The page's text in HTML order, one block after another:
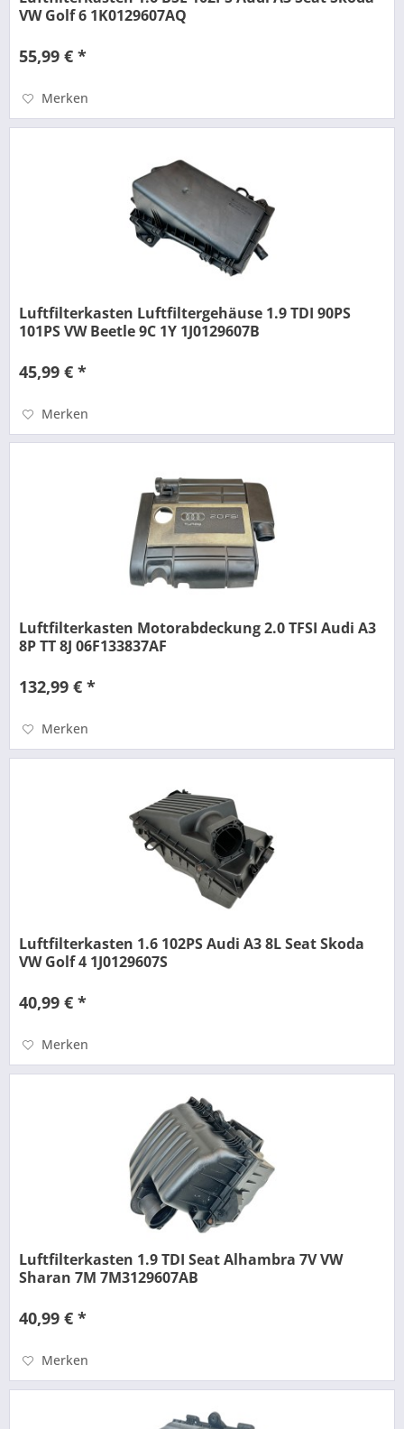
VW Golf 6 1K0129607AQ
55,99 € *
Merken
Luftfilterkasten Luftfiltergehäuse 1.9 TDI 90PS
101PS VW Beetle 9C 1Y 1J0129607B
45,99 € *
Merken
Luftfilterkasten Motorabdeckung 2.0 TFSI Audi A3
8P TT 8J 06F133837AF
132,99 € *
Merken
Luftfilterkasten 1.6 102PS Audi A3 8L Seat Skoda
VW Golf 4 1J0129607S
40,99 € *
Merken
Luftfilterkasten 1.9 TDI Seat Alhambra 7V VW
Sharan 7M 7M3129607AB
40,99 € *
Merken